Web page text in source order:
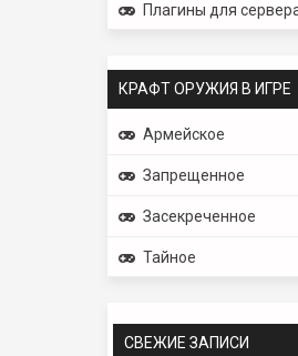
Плагины для
КРАФТ ОРУЖИЯ В ИГРЕ
Армейское
Запрещенное
Засекреченное
Тайное
СВЕЖИЕ ЗАПИСИ